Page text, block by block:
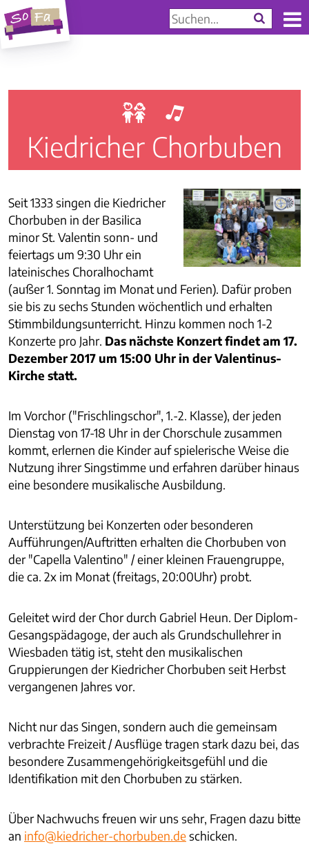
g b
Kiedricher Chorbuben
Seit 1333 singen die Kiedricher
Chorbuben in der Basilica
minor St. Valentin sonn- und
feiertags um 9:30 Uhr ein
lateinisches Choralhochamt
(außer 1. Sonntag im Monat und Ferien). Dafür proben
sie bis zu sechs Stunden wöchentlich und erhalten
Stimmbildungsunterricht. Hinzu kommen noch 1-2
Konzerte pro Jahr. Das nächste Konzert findet am 17.
Dezember 2017 um 15:00 Uhr in der Valentinus-
Kirche statt.
Im Vorchor ("Frischlingschor", 1.-2. Klasse), der jeden
Dienstag von 17-18 Uhr in der Chorschule zusammen
kommt, erlernen die Kinder auf spielerische Weise die
Nutzung ihrer Singstimme und erfahren darüber hinaus
eine besondere musikalische Ausbildung.
Unterstützung bei Konzerten oder besonderen
Aufführungen/Auftritten erhalten die Chorbuben von
der "Capella Valentino" / einer kleinen Frauengruppe,
die ca. 2x im Monat (freitags, 20:00Uhr) probt.
Geleitet wird der Chor durch Gabriel Heun. Der Diplom-
Gesangspädagoge, der auch als Grundschullehrer in
Wiesbaden tätig ist, steht den musikalischen
Gruppierungen der Kiedricher Chorbuben seit Herbst
vergangenen Jahres vor.
Nicht nur das Singen, sondern auch die gemeinsam
verbrachte Freizeit / Ausflüge tragen stark dazu bei, das
besondere Zusammengehörigkeitsgefühl und die
Identifikation mit den Chorbuben zu stärken.
Über Nachwuchs freuen wir uns sehr, Fragen dazu bitte
an
schicken.